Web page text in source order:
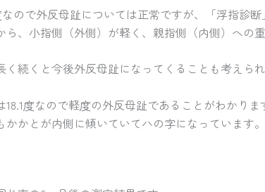
なので外反母趾については正常ですが、「浮指診
ら、小指側（外側）が軽く、親指側（内側）への
く続くと今後外反母趾になってくることも考えられ
18.1度なので軽度の外反母趾であることがわかり
かかとが内側に傾いていてハの字になっています。